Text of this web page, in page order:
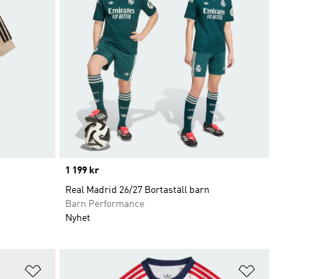
Price
1 199 kr
Real Madrid 26/27 Bortaställ barn
Barn Performance
Nyhet
Lägg till på önskelistan